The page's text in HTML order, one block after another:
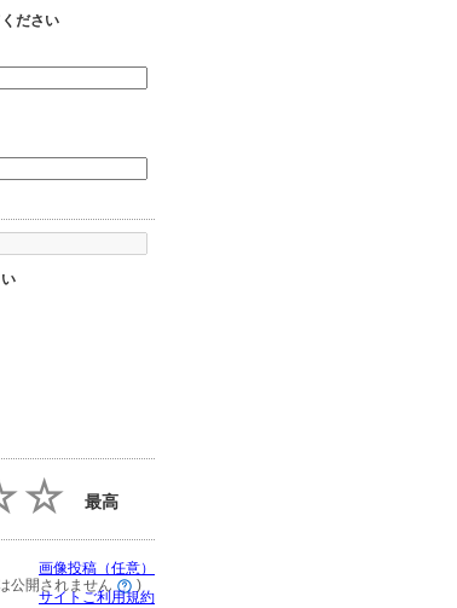
ださい
最高
公開されません )
画像投稿（任意）
サイトご利用規約